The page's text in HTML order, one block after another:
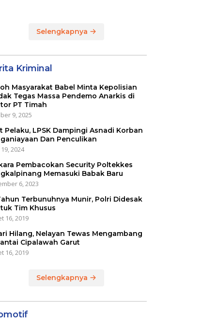
Selengkapnya
Kriminal
Masyarakat Babel Minta Kepolisian
Tegas Massa Pendemo Anarkis di
PT Timah
9, 2025
Pelaku, LPSK Dampingi Asnadi Korban
Dan Penculikan
2024
Pembacokan Security Poltekkes
Memasuki Babak Baru
6, 2023
Terbunuhnya Munir, Polri Didesak
Tim Khusus
16, 2019
Hilang, Nelayan Tewas Mengambang
Cipalawah Garut
16, 2019
Selengkapnya